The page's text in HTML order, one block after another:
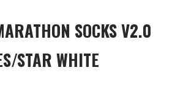
SOCKS V2.0
STAR WHITE